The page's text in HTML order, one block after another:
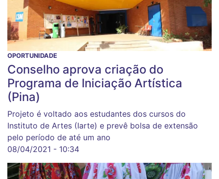
OPORTUNIDADE
Conselho aprova criação do
Programa de Iniciação Artística
(Pina)
Projeto é voltado aos estudantes dos cursos do
Instituto de Artes (Iarte) e prevê bolsa de extensão
pelo período de até um ano
08/04/2021 - 10:34